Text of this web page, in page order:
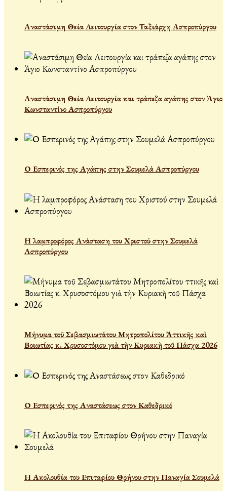
Αναστάσιμη Θεία Λειτουργία στον Ταξιάρχη Ασπροπύργου
Αναστάσιμη Θεία Λειτουργία και τράπεζα αγάπης στον Άγιο
Κωνσταντίνο Ασπροπύργου
Ο Εσπερινός της Αγάπης στην Σουμελά Ασπροπύργου
Η λαμπροφόρος Ανάσταση του Χριστού στην Σουμελά
Ασπροπύργου
Μήνυμα τοῦ Σεβασμιωτάτου Μητροπολίτου Ἀττικῆς καὶ
Βοιωτίας κ. Χρυσοστόμου γιὰ τὴν Κυριακὴ τοῦ Πάσχα 2026
Ο Εσπερινός της Αναστάσεως στον Καθεδρικό
Η Ακολουθία του Επιταφίου Θρήνου στην Παναγία Σουμελά